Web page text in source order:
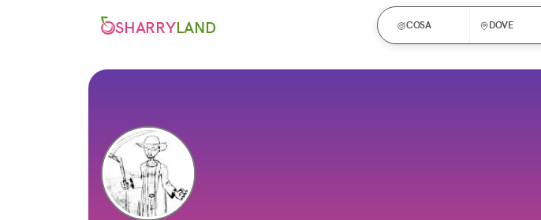
SHARRYLAND COSA DOVE